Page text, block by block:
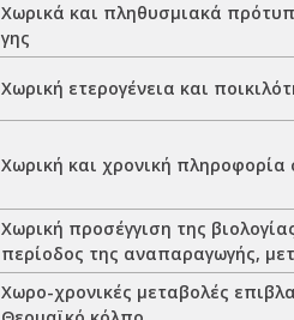
Χωρικά και πληθυσμιακά
γης
Χωρική ετερογένεια και
Χωρική και χρονική
Χωρική προσέγγιση της
περίοδος της αναπαραγωγής,
Χωρο-χρονικές μεταβολές